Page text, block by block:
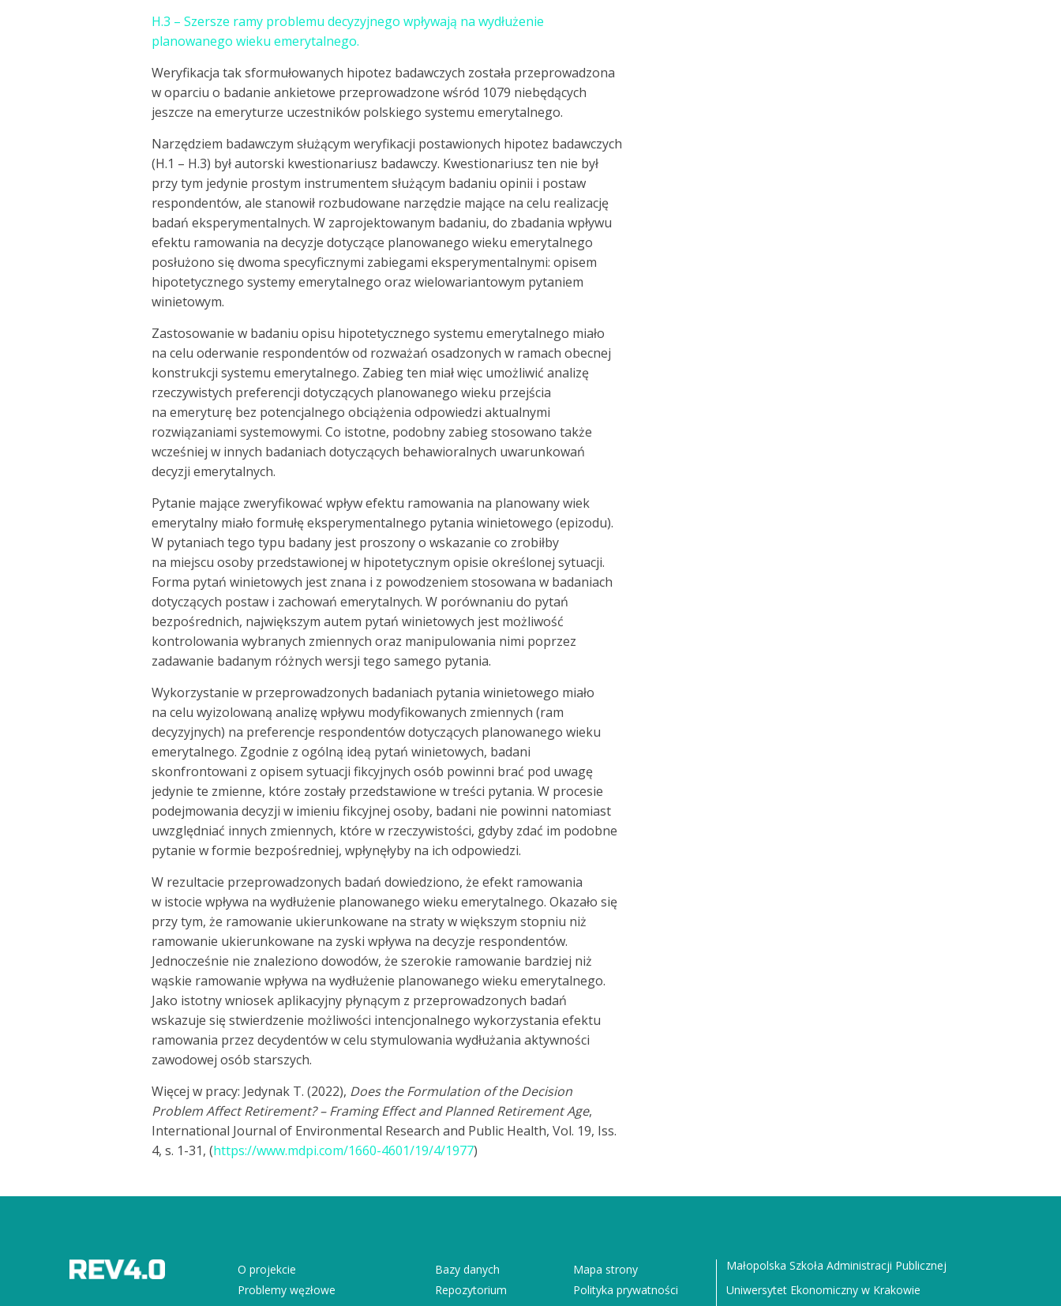
H.3 – Szersze ramy problemu decyzyjnego wpływają na wydłużenie
planowanego wieku emerytalnego.
Weryfikacja tak sformułowanych hipotez badawczych została przeprowadzona
w oparciu o badanie ankietowe przeprowadzone wśród 1079 niebędących
jeszcze na emeryturze uczestników polskiego systemu emerytalnego.
Narzędziem badawczym służącym weryfikacji postawionych hipotez badawczych
(H.1 – H.3) był autorski kwestionariusz badawczy. Kwestionariusz ten nie był
przy tym jedynie prostym instrumentem służącym badaniu opinii i postaw
respondentów, ale stanowił rozbudowane narzędzie mające na celu realizację
badań eksperymentalnych. W zaprojektowanym badaniu, do zbadania wpływu
efektu ramowania na decyzje dotyczące planowanego wieku emerytalnego
posłużono się dwoma specyficznymi zabiegami eksperymentalnymi: opisem
hipotetycznego systemy emerytalnego oraz wielowariantowym pytaniem
winietowym.
Zastosowanie w badaniu opisu hipotetycznego systemu emerytalnego miało
na celu oderwanie respondentów od rozważań osadzonych w ramach obecnej
konstrukcji systemu emerytalnego. Zabieg ten miał więc umożliwić analizę
rzeczywistych preferencji dotyczących planowanego wieku przejścia
na emeryturę bez potencjalnego obciążenia odpowiedzi aktualnymi
rozwiązaniami systemowymi. Co istotne, podobny zabieg stosowano także
wcześniej w innych badaniach dotyczących behawioralnych uwarunkowań
decyzji emerytalnych.
Pytanie mające zweryfikować wpływ efektu ramowania na planowany wiek
emerytalny miało formułę eksperymentalnego pytania winietowego (epizodu).
W pytaniach tego typu badany jest proszony o wskazanie co zrobiłby
na miejscu osoby przedstawionej w hipotetycznym opisie określonej sytuacji.
Forma pytań winietowych jest znana i z powodzeniem stosowana w badaniach
dotyczących postaw i zachowań emerytalnych. W porównaniu do pytań
bezpośrednich, największym autem pytań winietowych jest możliwość
kontrolowania wybranych zmiennych oraz manipulowania nimi poprzez
zadawanie badanym różnych wersji tego samego pytania.
Wykorzystanie w przeprowadzonych badaniach pytania winietowego miało
na celu wyizolowaną analizę wpływu modyfikowanych zmiennych (ram
decyzyjnych) na preferencje respondentów dotyczących planowanego wieku
emerytalnego. Zgodnie z ogólną ideą pytań winietowych, badani
skonfrontowani z opisem sytuacji fikcyjnych osób powinni brać pod uwagę
jedynie te zmienne, które zostały przedstawione w treści pytania. W procesie
podejmowania decyzji w imieniu fikcyjnej osoby, badani nie powinni natomiast
uwzględniać innych zmiennych, które w rzeczywistości, gdyby zdać im podobne
pytanie w formie bezpośredniej, wpłynęłyby na ich odpowiedzi.
W rezultacie przeprowadzonych badań dowiedziono, że efekt ramowania
w istocie wpływa na wydłużenie planowanego wieku emerytalnego. Okazało się
przy tym, że ramowanie ukierunkowane na straty w większym stopniu niż
ramowanie ukierunkowane na zyski wpływa na decyzje respondentów.
Jednocześnie nie znaleziono dowodów, że szerokie ramowanie bardziej niż
wąskie ramowanie wpływa na wydłużenie planowanego wieku emerytalnego.
Jako istotny wniosek aplikacyjny płynącym z przeprowadzonych badań
wskazuje się stwierdzenie możliwości intencjonalnego wykorzystania efektu
ramowania przez decydentów w celu stymulowania wydłużania aktywności
zawodowej osób starszych.
Więcej w pracy: Jedynak T. (2022), Does the Formulation of the Decision
Problem Affect Retirement? – Framing Effect and Planned Retirement Age,
International Journal of Environmental Research and Public Health, Vol. 19, Iss.
4, s. 1-31, (https://www.mdpi.com/1660-4601/19/4/1977)
O projekcie
Problemy węzłowe
Bazy danych
Repozytorium
Mapa strony
Polityka prywatności
Małopolska Szkoła Administracji Publicznej
Uniwersytet Ekonomiczny w Krakowie